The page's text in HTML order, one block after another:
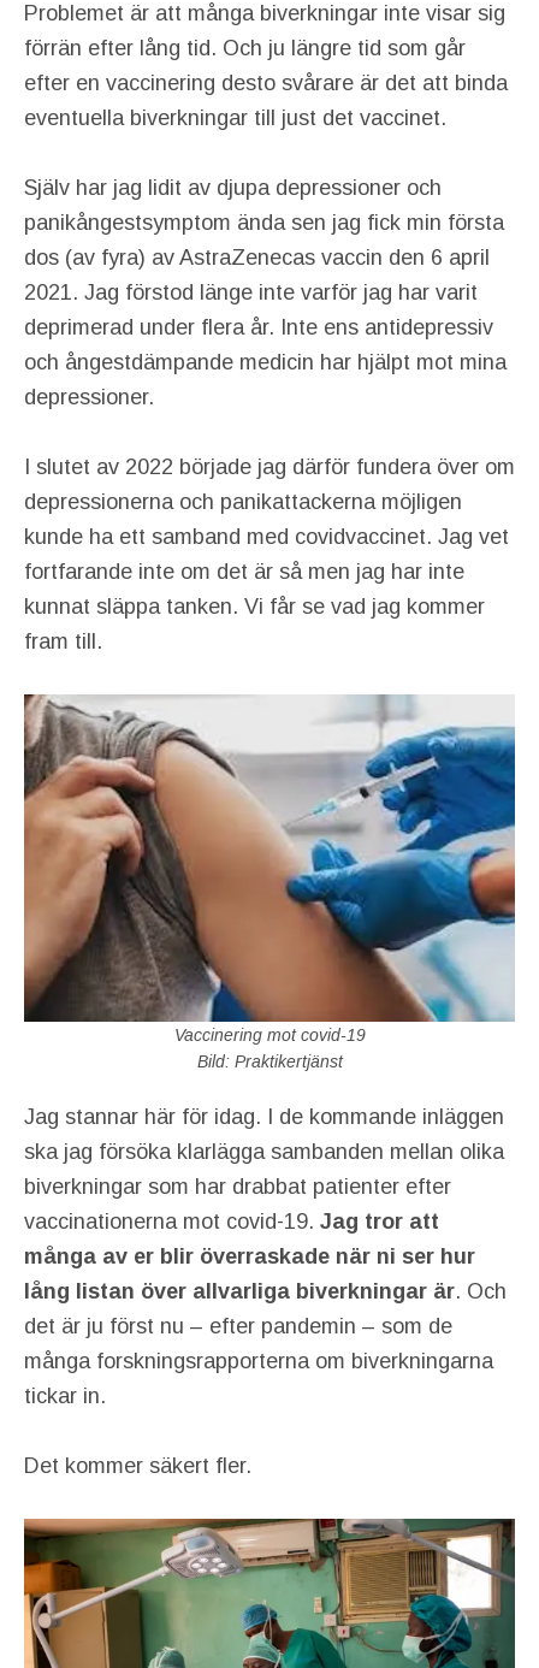
Problemet är att många biverkningar inte visar sig
förrän efter lång tid. Och ju längre tid som går
efter en vaccinering desto svårare är det att binda
eventuella biverkningar till just det vaccinet.
Själv har jag lidit av djupa depressioner och
panikångestsymptom ända sen jag fick min första
dos (av fyra) av AstraZenecas vaccin den 6 april
2021. Jag förstod länge inte varför jag har varit
deprimerad under flera år. Inte ens antidepressiv
och ångestdämpande medicin har hjälpt mot mina
depressioner.
I slutet av 2022 började jag därför fundera över om
depressionerna och panikattackerna möjligen
kunde ha ett samband med covidvaccinet. Jag vet
fortfarande inte om det är så men jag har inte
kunnat släppa tanken. Vi får se vad jag kommer
fram till.
Vaccinering mot covid-19
Bild: Praktikertjänst
Jag stannar här för idag. I de kommande inläggen
ska jag försöka klarlägga sambanden mellan olika
biverkningar som har drabbat patienter efter
vaccinationerna mot covid-19. Jag tror att
många av er blir överraskade när ni ser hur
lång listan över allvarliga biverkningar är. Och
det är ju först nu – efter pandemin – som de
många forskningsrapporterna om biverkningarna
tickar in.
Det kommer säkert fler.